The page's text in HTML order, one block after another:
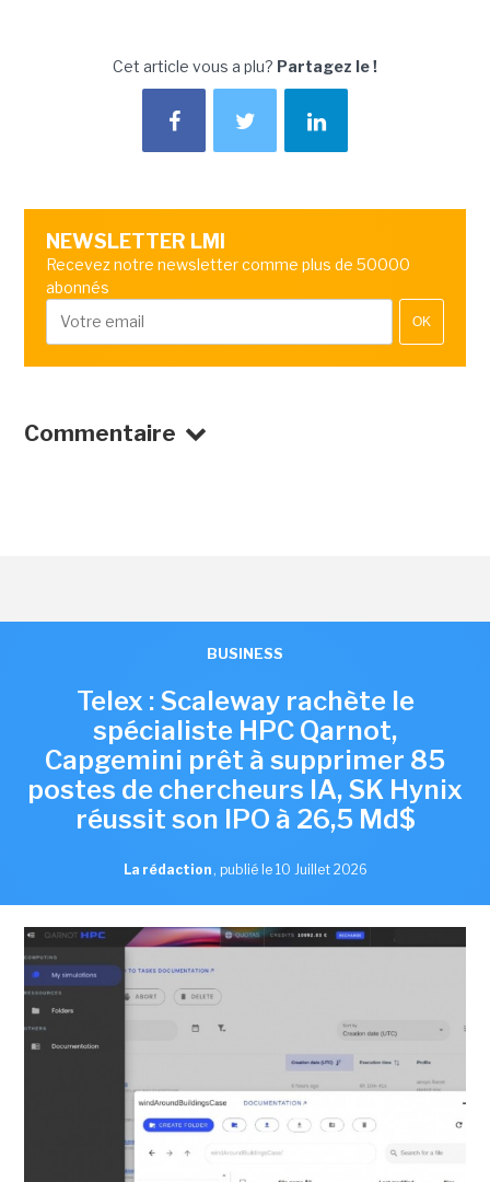
Cet article vous a plu? Partagez le !
NEWSLETTER LMI
Recevez notre newsletter comme plus de 50000
abonnés
OK
Commentaire
BUSINESS
Telex : Scaleway rachète le
spécialiste HPC Qarnot,
Capgemini prêt à supprimer 85
postes de chercheurs IA, SK Hynix
réussit son IPO à 26,5 Md$
La rédaction , publié le 10 Juillet 2026